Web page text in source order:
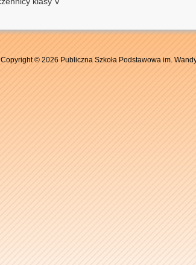
Copyright © 2026 Publiczna Szkoła Podstawowa im.